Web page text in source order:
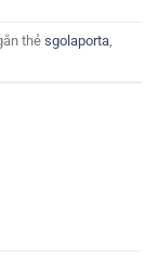
thẻ sgolaporta